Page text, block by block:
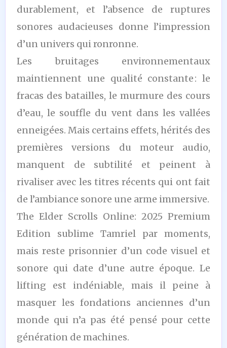
durablement, et l’absence de ruptures
sonores audacieuses donne l’impression
d’un univers qui ronronne.
Les bruitages environnementaux
maintiennent une qualité constante : le
fracas des batailles, le murmure des cours
d’eau, le souffle du vent dans les vallées
enneigées. Mais certains effets, hérités des
premières versions du moteur audio,
manquent de subtilité et peinent à
rivaliser avec les titres récents qui ont fait
de l’ambiance sonore une arme immersive.
The Elder Scrolls Online: 2025 Premium
Edition sublime Tamriel par moments,
mais reste prisonnier d’un code visuel et
sonore qui date d’une autre époque. Le
lifting est indéniable, mais il peine à
masquer les fondations anciennes d’un
monde qui n’a pas été pensé pour cette
génération de machines.